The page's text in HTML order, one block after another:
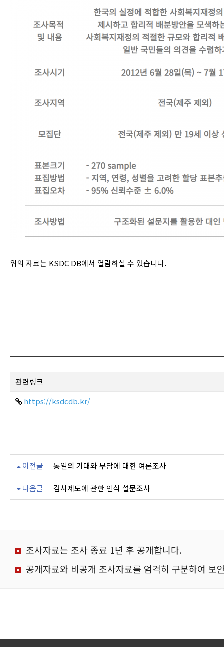
위의 자료는 KSDC DB에서 열람하실 수 있습니다.
관련링크
https://ksdcdb.kr/
이전글 통일의 기대와 부담에 대한 여론조사
다음글 검시제도에 관한 인식 설문조사
조사자료는 조사 종료 1년 후 공개합니다.
공개자료와 비공개 조사자료를 엄격히 구분하여 보